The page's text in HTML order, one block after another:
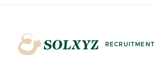
RECRUITMENT